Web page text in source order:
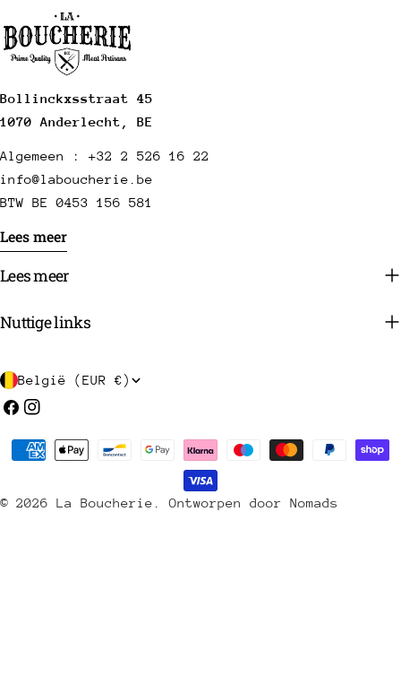
Bollinckxsstraat 45
1070 Anderlecht, BE
Algemeen : +32 2 526 16 22
info@laboucherie.be
BTW BE 0453 156 581
Lees meer
Lees meer
Nuttige links
L
a
n
/
België (EUR €)
Facebook
Instagram
© 2026 La Boucherie .Ontworpen door Nomads
Betaalmethoden